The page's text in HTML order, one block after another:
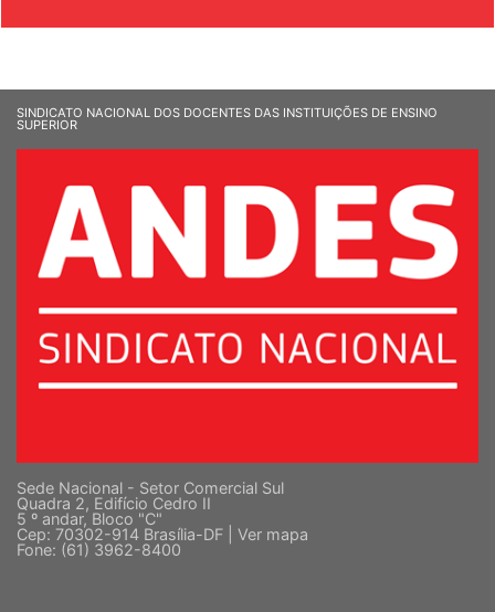
SINDICATO NACIONAL DOS DOCENTES DAS INSTITUIÇÕES DE ENSINO
SUPERIOR
Sede Nacional - Setor Comercial Sul
Quadra 2, Edifício Cedro II
5 º andar, Bloco "C"
Cep: 70302-914 Brasília-DF | Ver mapa
Fone: (61) 3962-8400